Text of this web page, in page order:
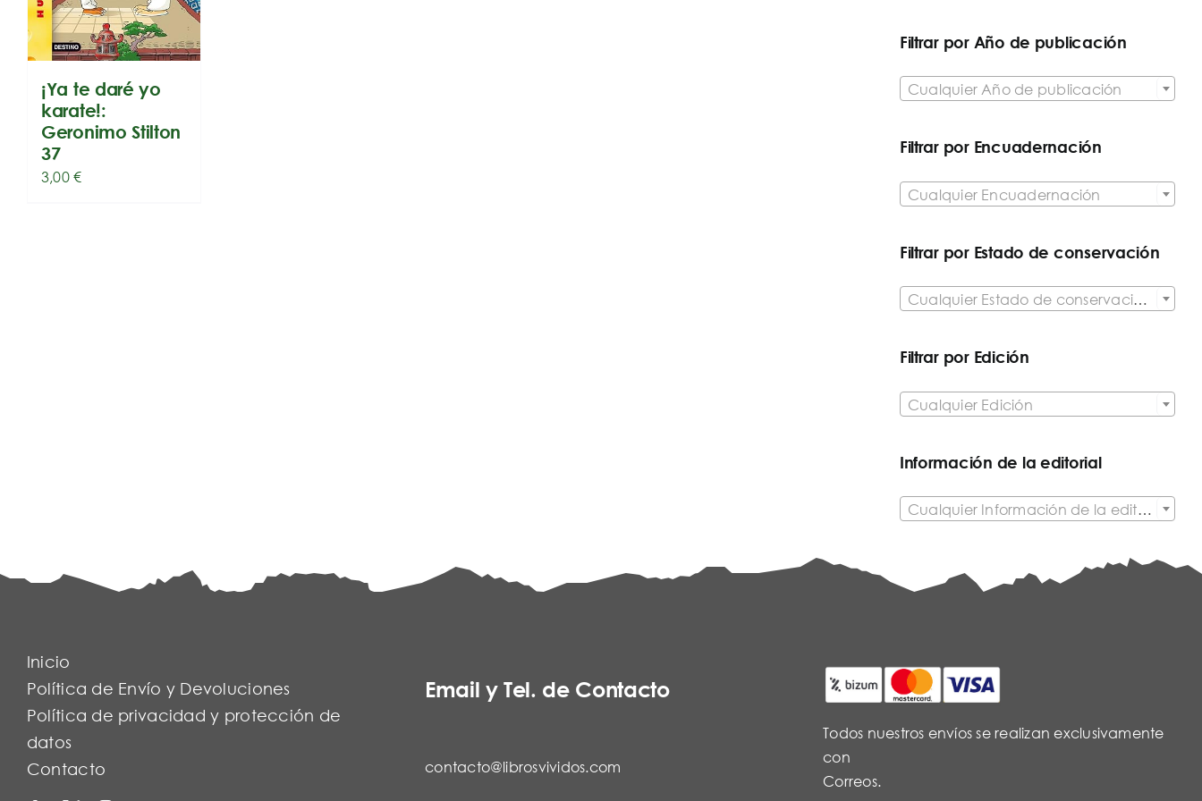
¡Ya te daré yo
karate!:
Geronimo Stilton
37
3,00€
Filtrar por Año de publicación
Cualquier Año de publicación
Filtrar por Encuadernación
Cualquier Encuadernación
Filtrar por Estado de conservación
Cualquier Estado de conservación del artículo
Filtrar por Edición
Cualquier Edición
Información de la editorial
Cualquier Información de la editorial
Inicio
Política de Envío y Devoluciones
Política de privacidad y protección de
datos
Contacto
Email y Tel. de Contacto
contacto@librosvividos.com
Todos nuestros envíos se realizan exclusivamente
con
Correos.